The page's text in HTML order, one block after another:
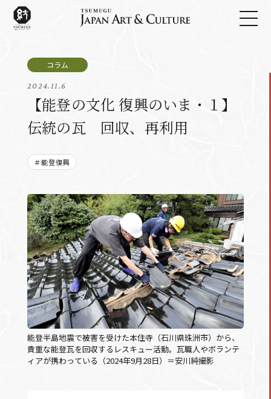
2024.11.6
【能登の文化 復興のいま・１】
伝統の瓦 回収、再利用
＃能登復興
能登半島地震で被害を受けた本住寺（石川県珠洲市）から、
貴重な能登瓦を回収するレスキュー活動。瓦職人やボランテ
ィアが携わっている（2024年9月28日）＝安川純撮影